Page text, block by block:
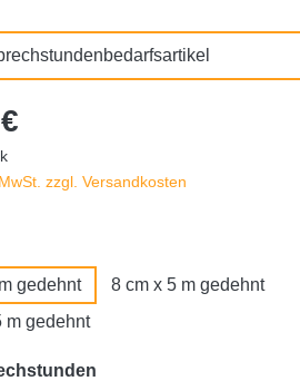
zzgl. Versandkosten
gedehnt
8 cm x 5 m gedehnt
m gedehnt